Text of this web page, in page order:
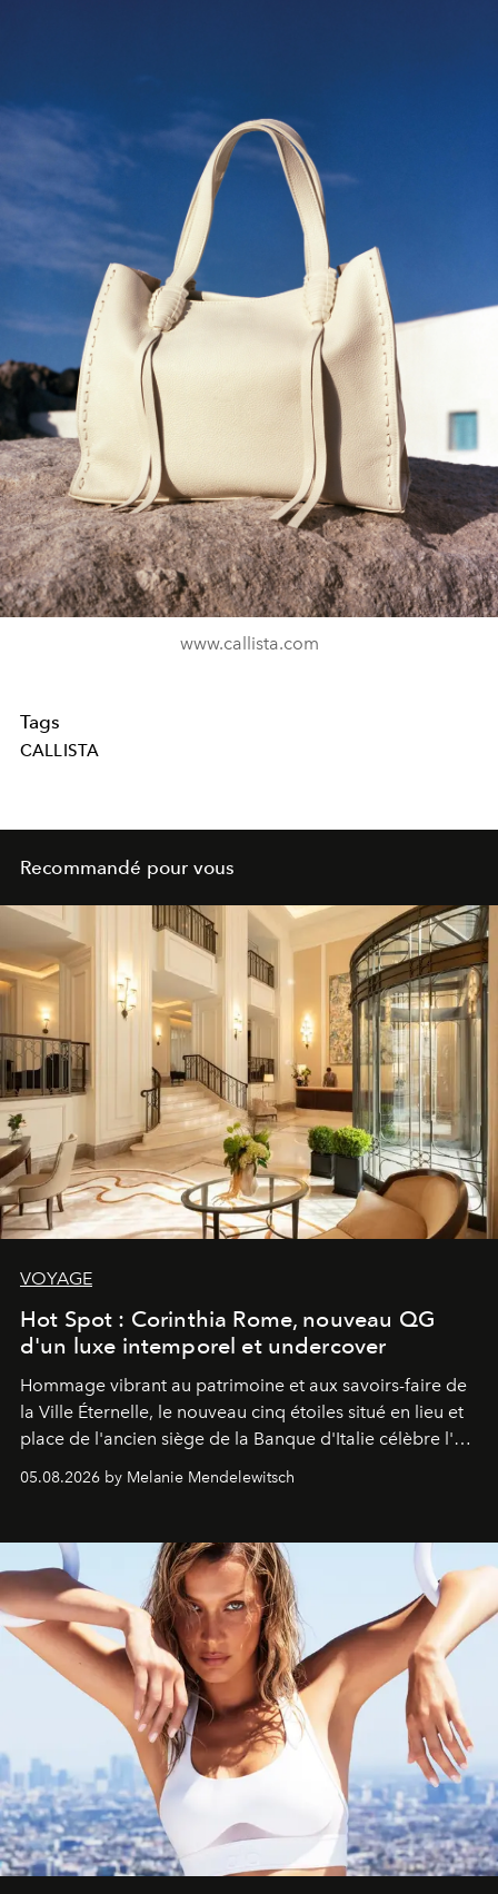
www.callista.com
Tags
CALLISTA
Recommandé pour vous
VOYAGE
Hot Spot : Corinthia Rome, nouveau QG
d'un luxe intemporel et undercover
Hommage vibrant au patrimoine et aux savoirs-faire de
la Ville Éternelle, le nouveau cinq étoiles situé en lieu et
place de l'ancien siège de la Banque d'Italie célèbre l'art
de vivre Romain dans toute son élégance intemporelle.
05.08.2026 by Melanie Mendelewitsch